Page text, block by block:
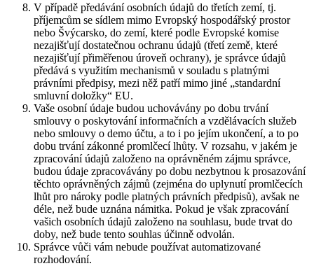
V případě předávání osobních údajů do třetích zemí, tj.
příjemcům se sídlem mimo Evropský hospodářský prostor
nebo Švýcarsko, do zemí, které podle Evropské komise
nezajišťují dostatečnou ochranu údajů (třetí země, které
nezajišťují přiměřenou úroveň ochrany), je správce údajů
předává s využitím mechanismů v souladu s platnými
právními předpisy, mezi něž patří mimo jiné „standardní
smluvní doložky“ EU.
Vaše osobní údaje budou uchovávány po dobu trvání
smlouvy o poskytování informačních a vzdělávacích služeb
nebo smlouvy o demo účtu, a to i po jejím ukončení, a to po
dobu trvání zákonné promlčecí lhůty. V rozsahu, v jakém je
zpracování údajů založeno na oprávněném zájmu správce,
budou údaje zpracovávány po dobu nezbytnou k prosazování
těchto oprávněných zájmů (zejména do uplynutí promlčecích
lhůt pro nároky podle platných právních předpisů), avšak ne
déle, než bude uznána námitka. Pokud je však zpracování
vašich osobních údajů založeno na souhlasu, bude trvat do
doby, než bude tento souhlas účinně odvolán.
Správce vůči vám nebude používat automatizované
rozhodování.